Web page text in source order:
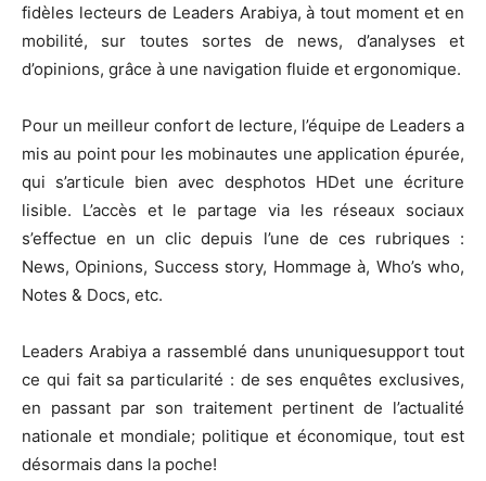
fidèles lecteurs de Leaders Arabiya, à tout moment et en
mobilité, sur toutes sortes de news, d’analyses et
d’opinions, grâce à une navigation fluide et ergonomique.
Pour un meilleur confort de lecture, l’équipe de Leaders a
mis au point pour les mobinautes une application épurée,
qui s’articule bien avec desphotos HDet une écriture
lisible. L’accès et le partage via les réseaux sociaux
s’effectue en un clic depuis l’une de ces rubriques :
News, Opinions, Success story, Hommage à, Who’s who,
Notes & Docs, etc.
Leaders Arabiya a rassemblé dans ununiquesupport tout
ce qui fait sa particularité : de ses enquêtes exclusives,
en passant par son traitement pertinent de l’actualité
nationale et mondiale; politique et économique, tout est
désormais dans la poche!